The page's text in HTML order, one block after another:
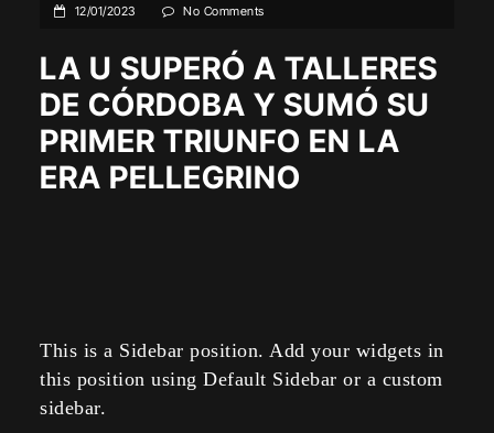
12/01/2023 No Comments
LA U SUPERÓ A TALLERES
DE CÓRDOBA Y SUMÓ SU
PRIMER TRIUNFO EN LA
ERA PELLEGRINO
This is a Sidebar position. Add your widgets in
this position using Default Sidebar or a custom
sidebar.